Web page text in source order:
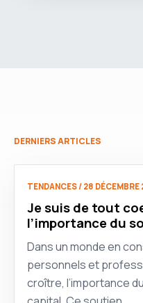
DERNIERS ARTICLES
TENDANCES / 28 DÉCEMBRE
Je suis de tout
l’importance du
Dans un monde en
personnels et
croître, l’importance